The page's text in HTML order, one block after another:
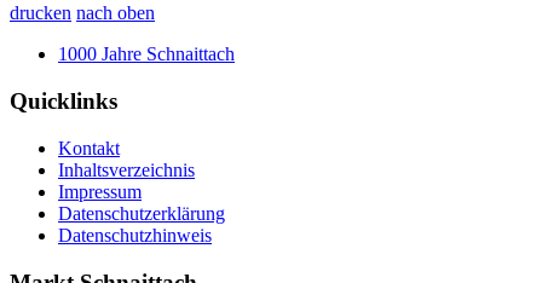
drucken nach oben
1000 Jahre Schnaittach
Quicklinks
Kontakt
Inhaltsverzeichnis
Impressum
Datenschutzerklärung
Datenschutzhinweis